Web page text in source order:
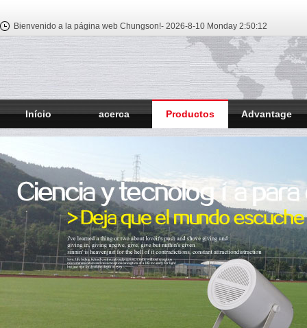
Bienvenido a la página web Chungson!- 2026-8-10 Monday 2:50:13
Início acerca Productos Advantage